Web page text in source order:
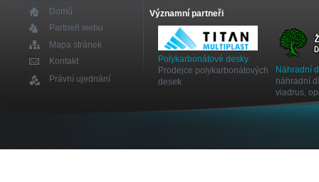
Domů
Partneři webu
Mapa stránek
Kontakt
Právní ujednání
Významní partneři
Polykarbonátové desky
Prodejce polykarbonátových
desek
Náhradní
náhradní
viadrus,